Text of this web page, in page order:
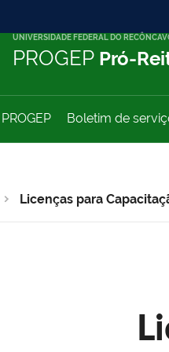
UNIVERSIDADE FEDERAL DO
PROGEP Pró-
Boletim de
Licenças para